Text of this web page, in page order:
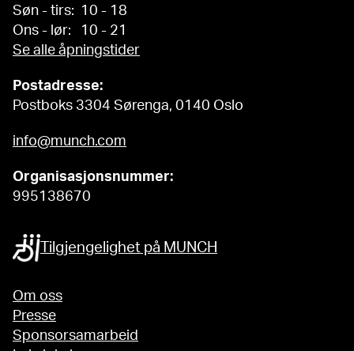
Søn - tirs: 10 - 18
Ons - lør: 10 - 21
Se alle åpningstider
Postadresse:
Postboks 3304 Sørenga, 0140 Oslo
info@munch.com
Organisasjonsnummer:
995138670
Tilgjengelighet på MUNCH
Om oss
Presse
Sponsorsamarbeid